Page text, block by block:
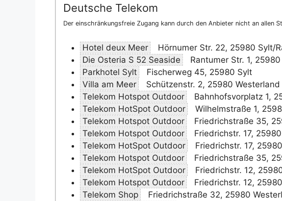
Deutsche Telekom
Der einschränkungsfreie Zugang kann durch den Anbieter nicht an allen
Hotel deux Meer
Hörnumer Str. 22, 25980 Sylt/
Die Osteria S 52 Seaside
Rantumer Str. 1,
Parkhotel Sylt
Fischerweg 45, 25980 Sylt
Villa am Meer
Schützenstr. 2, 25980 Westerland
Telekom Hotspot Outdoor
Bahnhofsvorplatz 1,
Telekom HotSpot Outdoor
Wilhelmstraße 1,
Telekom Hotspot Outdoor
Friedrichstraße 35,
Telekom Hotspot Outdoor
Friedrichstr. 17,
Telekom HotSpot Outdoor
Friedrichstr. 17,
Telekom Hotspot Outdoor
Friedrichstraße 35,
Telekom HotSpot Outdoor
Friedrichstr. 12,
Telekom Hotspot Outdoor
Friedrichstr. 12,
Telekom Shop
Friedrichstraße 32, 25980